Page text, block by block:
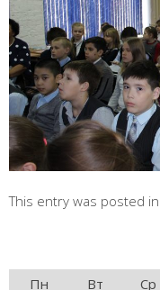
This entry was posted in
Пн
Вт Ср